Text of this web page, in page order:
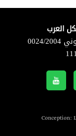
العرب
ملف الصحافة 02/2018 – الإيداع القانوني 0024/2004